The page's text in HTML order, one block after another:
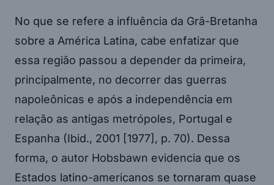
No que se refere a influência da Grã-Bretanha
sobre a América Latina, cabe enfatizar que
essa região passou a depender da primeira,
principalmente, no decorrer das guerras
napoleônicas e após a independência em
relação as antigas metrópoles, Portugal e
Espanha (Ibid., 2001 [1977], p. 70). Dessa
forma, o autor Hobsbawn evidencia que os
Estados latino-americanos se tornaram quase